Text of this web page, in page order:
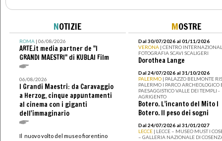
NOTIZIE
ROMA| 06/08/2026
ARTE.it media partner de "I
GRANDI MAESTRI" di KUBLAI Film
06/08/2026
I Grandi Maestri: da Caravaggio
a Herzog, cinque appuntamenti
al cinema con i giganti
dell'immaginario
Il nuovo volto del museo fiorentino
MOSTRE
Dal 30/07/2026 al 01/11/2026
VERONA | CENTRO
FOTOGRAFIA SCAVI SCALIGERI
Dorothea Lange
Dal 24/07/2026 al 31/10/2026
PALERMO | PALAZZO BELMONTE
PALERMO I PARCO ARCHEOLOGICO
PAESAGGISTICO VALLE DEI TEMPLI -
AGRIGENTO
Botero. L’incanto del Mito I
Botero. Il peso dei sogni
Dal 24/07/2026 al 31/01/2027
LECCE | LECCE – MUSEO MUST I
– GALLERIA NAZIONALE DI